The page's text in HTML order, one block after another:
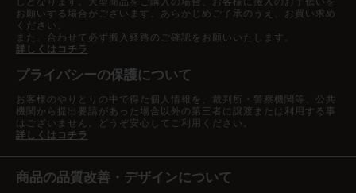
お願いする場合がございます。あらかじめご了承のうえ、お買い求め
ください。
また、合わせて必ず搬入経路のご確認をお願いいたします。
詳しくはコチラ
プライバシーの保護について
お客様のやりとりの中で得た個人情報を、裁判所・警察機関等、公共
機関から提出要請があった場合以外の第三者に譲渡または利用する事
はございません。どうぞ安心してご利用ください。
詳しくはコチラ
商品の品質改善・デザインについて